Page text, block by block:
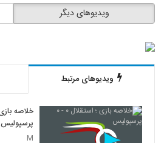
ویدیوهای دیگر
ویدیوهای مرتبط
پرسپولیس
M